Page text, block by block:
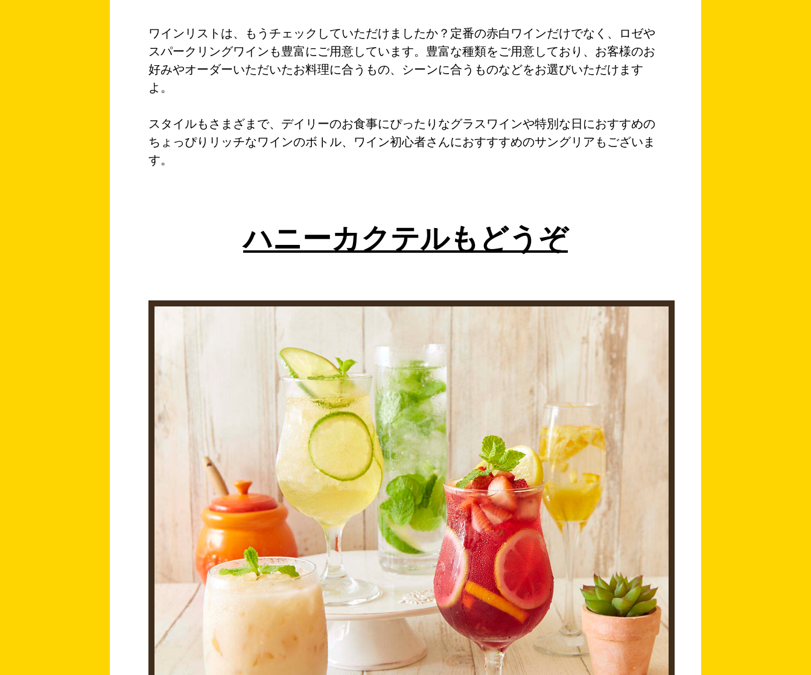
ワインリストは、もうチェックしていただけましたか？定番の赤白ワインだけでなく、ロゼや
スパークリングワインも豊富にご用意しています。豊富な種類をご用意しており、お客様のお
好みやオーダーいただいたお料理に合うもの、シーンに合うものなどをお選びいただけます
よ。
スタイルもさまざまで、デイリーのお食事にぴったりなグラスワインや特別な日におすすめの
ちょっぴりリッチなワインのボトル、ワイン初心者さんにおすすすめのサングリアもございま
す。
ハニーカクテルもどうぞ